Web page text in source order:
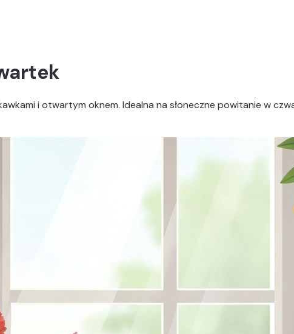
i otwartym oknem. Idealna na słoneczne powitanie w